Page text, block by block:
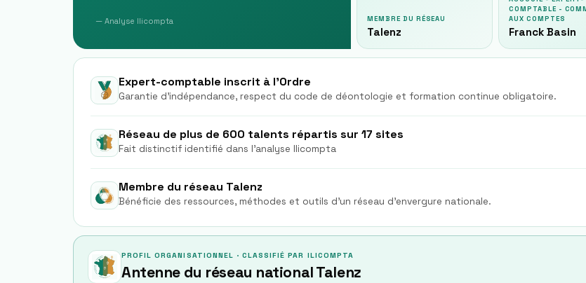
— Analyse Ilicompta MEMBRE DU RÉSEAU
Talenz
COMPTABLE -
AUX COMPTES
Franck Basin
Expert-comptable inscrit à l'Ordre
Garantie d'indépendance, respect du code de déontologie et formation continue obligatoire.
Réseau de plus de 600 talents répartis sur 17 sites
Fait distinctif identifié dans l'analyse Ilicompta
Membre du réseau Talenz
Bénéficie des ressources, méthodes et outils d'un réseau d'envergure nationale.
PROFIL ORGANISATIONNEL · CLASSIFIÉ PAR ILICOMPTA
Antenne du réseau national Talenz